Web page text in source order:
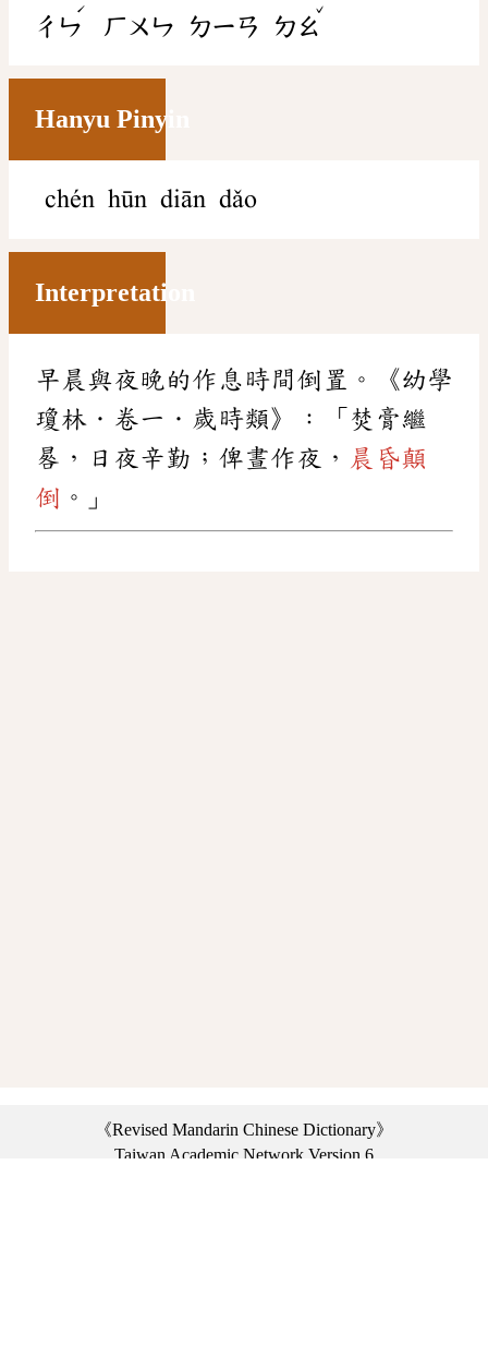
ㄔㄣ
ˊ
ㄏㄨㄣ ㄉㄧㄢ ㄉㄠ
ˇ
Hanyu Pinyin
chén hūn diān dǎo
Interpretation
早晨與夜晚的作息時間倒置。《幼學
瓊林．卷一．歲時類》：「焚膏繼
晷，日夜辛勤；俾晝作夜， 晨昏顛
倒 。」
《Revised Mandarin Chinese Dictionary》
Taiwan Academic Network Version 6